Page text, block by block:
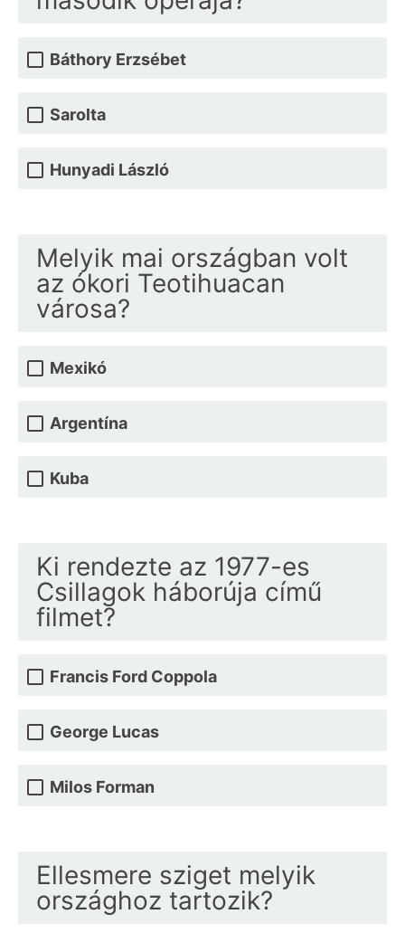
Báthory Erzsébet
Sarolta
Hunyadi László
Melyik mai országban volt
az ókori Teotihuacan
városa?
Mexikó
Argentína
Kuba
Ki rendezte az 1977-es
Csillagok háborúja című
filmet?
Francis Ford Coppola
George Lucas
Milos Forman
Ellesmere sziget melyik
országhoz tartozik?